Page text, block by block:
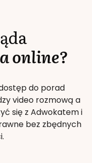
online?
do porad
video rozmową a
się z Adwokatem i
bez zbędnych